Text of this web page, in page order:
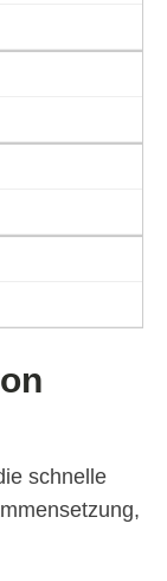
schnelle